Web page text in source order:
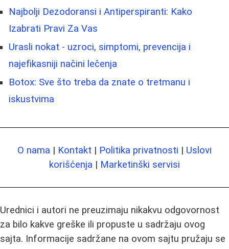
Najbolji Dezodoransi i Antiperspiranti: Kako
Izabrati Pravi Za Vas
Urasli nokat - uzroci, simptomi, prevencija i
najefikasniji načini lečenja
Botox: Sve što treba da znate o tretmanu i
iskustvima
O nama | Kontakt | Politika privatnosti | Uslovi
korišćenja | Marketinški servisi
Urednici i autori ne preuzimaju nikakvu odgovornost
za bilo kakve greške ili propuste u sadržaju ovog
sajta. Informacije sadržane na ovom sajtu pružaju se